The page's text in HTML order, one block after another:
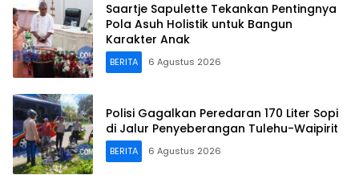
Saartje Sapulette Tekankan Pentingnya
Pola Asuh Holistik untuk Bangun
Karakter Anak
BERITA 6 Agustus 2026
Polisi Gagalkan Peredaran 170 Liter Sopi
di Jalur Penyeberangan Tulehu-Waipirit
BERITA 6 Agustus 2026